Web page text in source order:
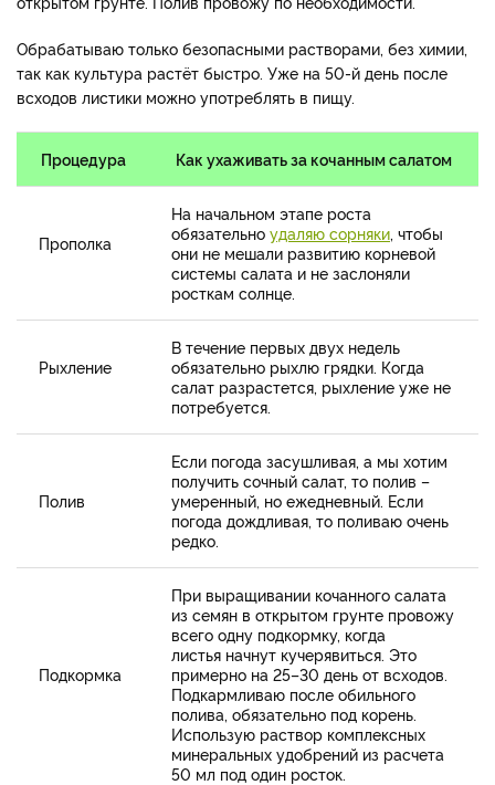
Обрабатываю только безопасными растворами, без химии,
так как культура растёт быстро. Уже на 50-й день после
всходов листики можно употреблять в пищу.
Процедура Как ухаживать за кочанным салатом
Прополка
На начальном этапе роста
обязательно удаляю сорняки , чтобы
они не мешали развитию корневой
системы салата и не заслоняли
росткам солнце.
Рыхление
В течение первых двух недель
обязательно рыхлю грядки. Когда
салат разрастется, рыхление уже не
потребуется.
Полив
Если погода засушливая, а мы хотим
получить сочный салат, то полив –
умеренный, но ежедневный. Если
погода дождливая, то поливаю очень
редко.
Подкормка
При выращивании кочанного салата
из семян в открытом грунте провожу
всего одну подкормку, когда
листья начнут кучерявиться. Это
примерно на 25–30 день от всходов.
Подкармливаю после обильного
полива, обязательно под корень.
Использую раствор комплексных
минеральных удобрений из расчета
50 мл под один росток.